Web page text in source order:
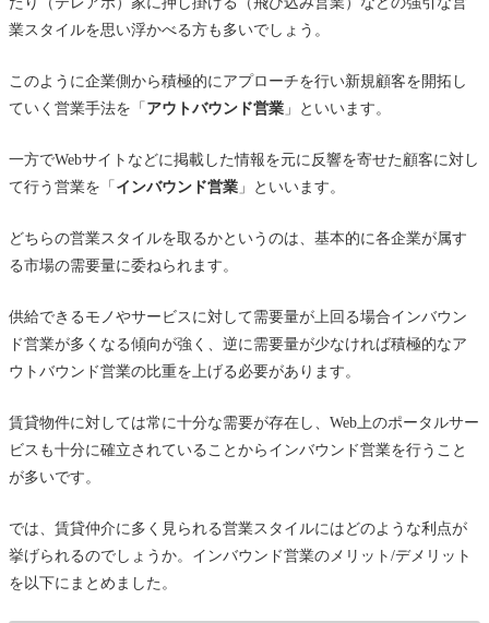
業スタイルを思い浮かべる方も多いでしょう。
このように企業側から積極的にアプローチを行い新規顧客を開拓し
ていく営業手法を「アウトバウンド営業 」といいます。
一方でWebサイトなどに掲載した情報を元に反響を寄せた顧客に対し
て行う営業を「インバウンド営業 」といいます。
どちらの営業スタイルを取るかというのは、基本的に各企業が属す
る市場の需要量に委ねられます。
供給できるモノやサービスに対して需要量が上回る場合インバウン
ド営業が多くなる傾向が強く、逆に需要量が少なければ積極的なア
ウトバウンド営業の比重を上げる必要があります。
賃貸物件に対しては常に十分な需要が存在し、Web上のポータルサー
ビスも十分に確立されていることからインバウンド営業を行うこと
が多いです。
では、賃貸仲介に多く見られる営業スタイルにはどのような利点が
挙げられるのでしょうか。インバウンド営業のメリット/デメリット
を以下にまとめました。